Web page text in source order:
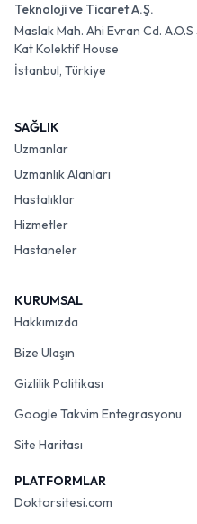
Teknoloji ve Ticaret A.Ş.
Maslak Mah. Ahi Evran Cd.
Kat Kolektif House
İstanbul, Türkiye
SAĞLIK
Uzmanlar
Uzmanlık Alanları
Hastalıklar
Hizmetler
Hastaneler
KURUMSAL
Hakkımızda
Bize Ulaşın
Gizlilik Politikası
Google Takvim Entegrasyonu
Site Haritası
PLATFORMLAR
Doktorsitesi.com